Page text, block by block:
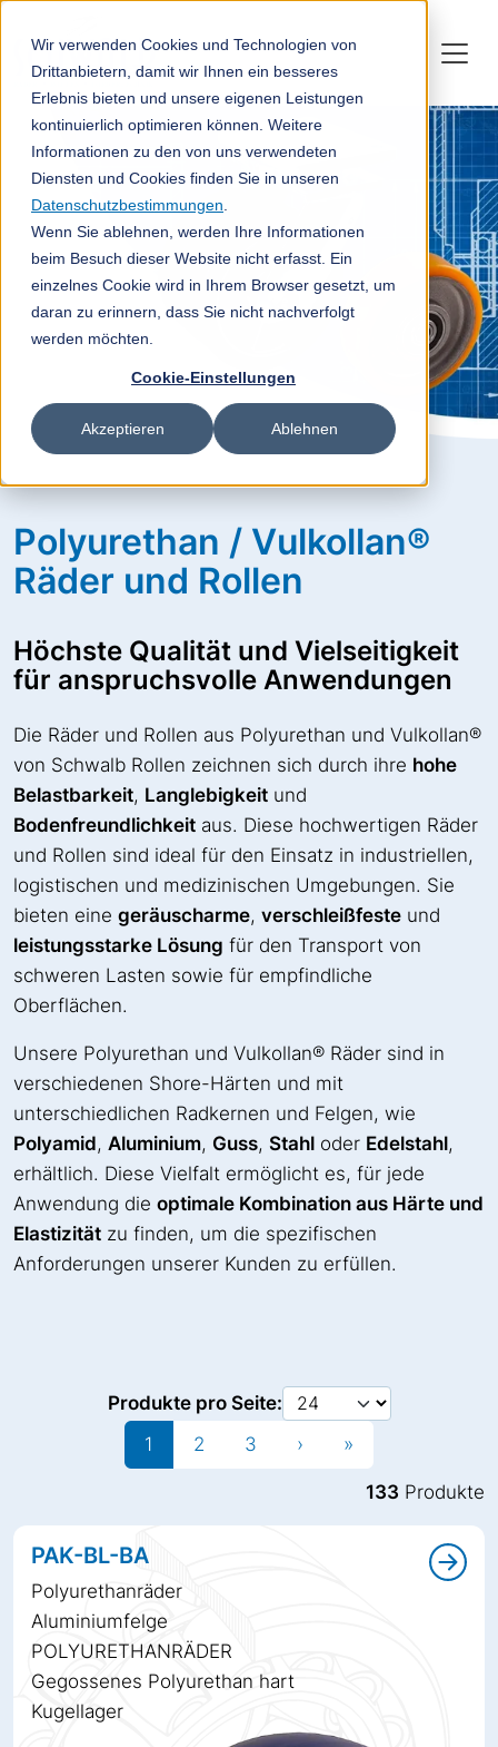
Wir verwenden Cookies und Technologien von
Drittanbietern, damit wir Ihnen ein besseres
Erlebnis bieten und unsere eigenen Leistungen
kontinuierlich optimieren können. Weitere
Informationen zu den von uns verwendeten
Diensten und Cookies finden Sie in unseren
Datenschutzbestimmungen
Wenn Sie ablehnen, werden Ihre Informationen
beim Besuch dieser Website nicht erfasst. Ein
einzelnes Cookie wird in Ihrem Browser gesetzt, um
daran zu erinnern, dass Sie nicht nachverfolgt
werden möchten.
Cookie-Einstellungen
Akzeptieren Ablehnen
Polyurethan / Vulkollan®
Räder und Rollen
Höchste Qualität und Vielseitigkeit
für anspruchsvolle Anwendungen
Die Räder und Rollen aus Polyurethan und Vulkollan®
von Schwalb Rollen zeichnen sich durch ihre hohe
Belastbarkeit, Langlebigkeit und
Bodenfreundlichkeit aus. Diese hochwertigen Räder
und Rollen sind ideal für den Einsatz in industriellen,
logistischen und medizinischen Umgebungen. Sie
bieten eine geräuscharme, verschleißfeste und
leistungsstarke Lösung für den Transport von
schweren Lasten sowie für empfindliche
Oberflächen.
Unsere Polyurethan und Vulkollan® Räder sind in
verschiedenen Shore-Härten und mit
unterschiedlichen Radkernen und Felgen, wie
Polyamid, Aluminium, Guss, Stahl oder Edelstahl,
erhältlich. Diese Vielfalt ermöglicht es, für jede
Anwendung die optimale Kombination aus Härte und
Elastizität zu finden, um die spezifischen
Anforderungen unserer Kunden zu erfüllen.
Produkte pro Seite:
1
2 3 › »
133 Produkte
PAK-BL-BA
Polyurethanräder
Aluminiumfelge
POLYURETHANRÄDER
Gegossenes Polyurethan hart
Kugellager